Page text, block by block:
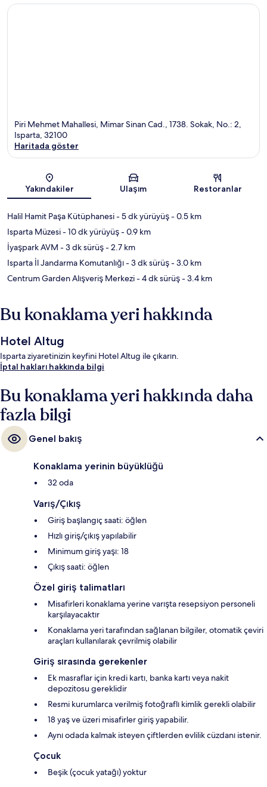
Piri Mehmet Mahallesi, Mimar Sinan Cad., 1738. Sokak, No.: 2,
Isparta, 32100
Haritada göster
Yakındakiler Ulaşım Restoranlar
Halil Hamit Paşa Kütüphanesi- 5 dk yürüyüş- 0.5 km
Isparta Müzesi- 10 dk yürüyüş- 0.9 km
İyaşpark AVM - 3 dk sürüş- 2.7 km
Isparta İl Jandarma Komutanlığı- 3 dk sürüş- 3.0 km
Centrum Garden Alışveriş Merkezi- 4 dk sürüş- 3.4 km
Bu konaklama yeri hakkında
Hotel Altug
Isparta ziyaretinizin keyfini Hotel Altug ile çıkarın.
İptal hakları hakkında bilgi
Bu konaklama yeri hakkında daha
fazla bilgi
Genel bakış
Konaklama yerinin büyüklüğü
32 oda
Varış/Çıkış
Giriş başlangıç saati: öğlen
Hızlı giriş/çıkış yapılabilir
Minimum giriş yaşı: 18
Çıkış saati: öğlen
Özel giriş talimatları
Misafirleri konaklama yerine varışta resepsiyon personeli
karşılayacaktır
Konaklama yeri tarafından sağlanan bilgiler, otomatik çeviri
araçları kullanılarak çevrilmiş olabilir
Giriş sırasında gerekenler
Ek masraflar için kredi kartı, banka kartı veya nakit
depozitosu gereklidir
Resmi kurumlarca verilmiş fotoğraflı kimlik gerekli olabilir
18 yaş ve üzeri misafirler giriş yapabilir.
Aynı odada kalmak isteyen çiftlerden evlilik cüzdanı istenir.
Çocuk
Beşik (çocuk yatağı) yoktur